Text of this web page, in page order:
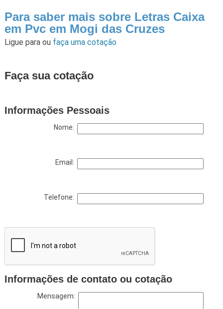
Para saber mais sobre Letras Caixa
em Pvc em Mogi das Cruzes
Ligue para ou faça uma cotação
Faça sua cotação
Informações Pessoais
Nome:
Email:
Telefone:
Informações de contato ou cotação
Mensagem: